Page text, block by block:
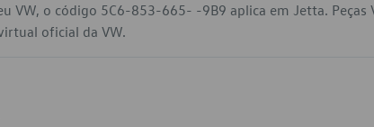
VW, o código 5C6-853-665- -9B9 aplica em Jetta. Peças
oficial da VW.